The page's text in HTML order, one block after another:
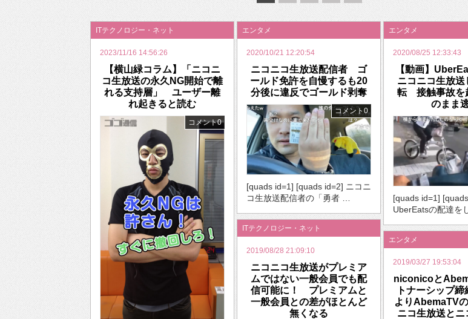
ITテクノロジー・ネット
2023/11/16 14:56:26
【横山緑コラム】「ニコニ
コ生放送の永久NG開始で離
れる支持層」 ユーザー離
れ起きると読む
コメント0
エンタメ
2020/10/21 12:20:54
ニコニコ生放送配信者 ゴ
ールド免許を自慢するも20
分後に違反でゴールド剥奪
コメント0
[quads id=1] [quads id=2] ニコニ
コ生放送配信者の「勇者 …
エンタメ
2020/08/25 12:33:43
【動画】
ニコニコ生放送
転 接触事故を
のまま
[quads id=1]
UberEatsの配達を
ITテクノロジー・ネット
2019/08/28 21:09:10
ニコニコ生放送がプレミア
ムではない一般会員でも配
信可能に！ プレミアムと
一般会員との差がほとんど
無くなる
エンタメ
2019/03/27 19:53:04
niconicoと
トナーシップ
よりAbemaTV
ニコ生放送とニ